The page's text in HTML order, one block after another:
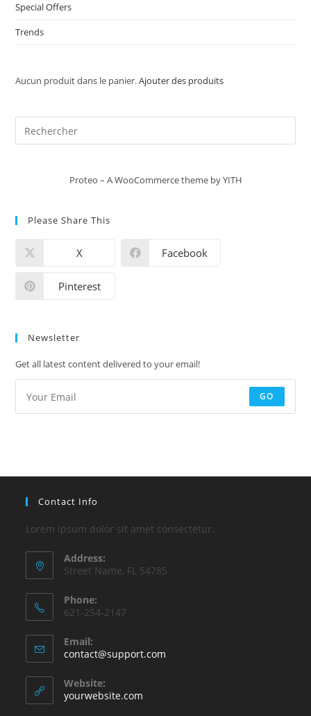
Special Offers
Trends
Aucun produit dans le panier.Ajouter des produits
Proteo – A WooCommerce theme by YITH
Please Share This
X Facebook
Pinterest
Newsletter
Get all latest content delivered to your email!
GO
Contact Info
Lorem ipsum dolor sit amet consectetur.
Address:
Street Name, FL 54785
Phone:
621-254-2147
Email:
contact@support.com
Website:
yourwebsite.com